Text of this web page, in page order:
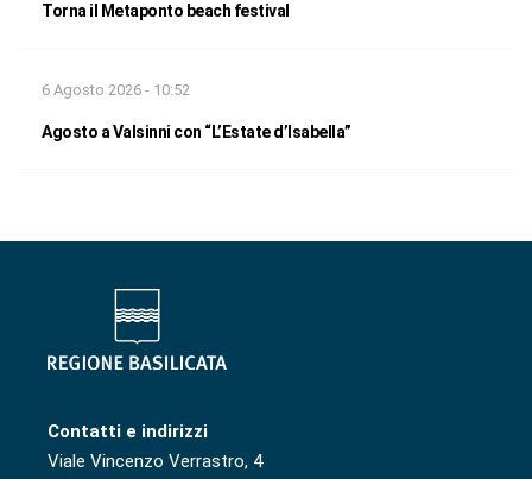
Torna il Metaponto beach festival
6 Agosto 2026 - 10:52
Agosto a Valsinni con “L’Estate d’Isabella”
Contatti e indirizzi
Viale Vincenzo Verrastro, 4